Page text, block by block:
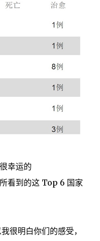
幸运的
看到的这 Top 6 国家
很明白你们的感受，